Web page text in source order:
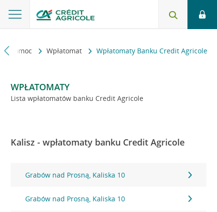
i pomoc Wpłatomat Wpłatomaty Banku Credit Agricole
WPŁATOMATY
Lista wpłatomatów banku Credit Agricole
Kalisz - wpłatomaty banku Credit Agricole
Grabów nad Prosną, Kaliska 10
Grabów nad Prosną, Kaliska 10